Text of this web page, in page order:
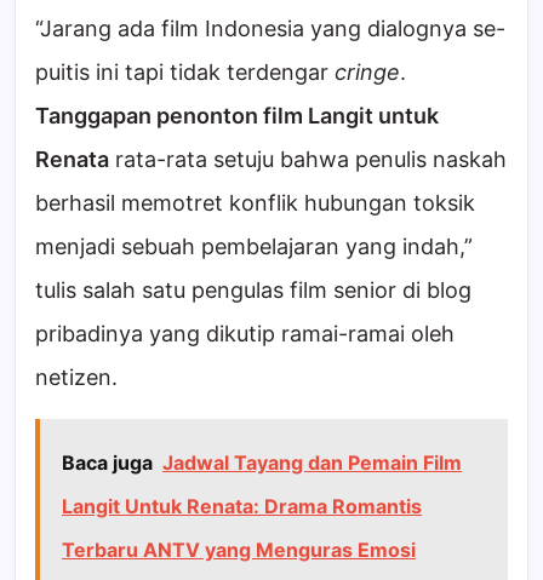
“Jarang ada film Indonesia yang dialognya se-
puitis ini tapi tidak terdengar cringe.
Tanggapan penonton film Langit untuk
Renata rata-rata setuju bahwa penulis naskah
berhasil memotret konflik hubungan toksik
menjadi sebuah pembelajaran yang indah,”
tulis salah satu pengulas film senior di blog
pribadinya yang dikutip ramai-ramai oleh
netizen.
Baca juga Jadwal Tayang dan Pemain Film
Langit Untuk Renata: Drama Romantis
Terbaru ANTV yang Menguras Emosi